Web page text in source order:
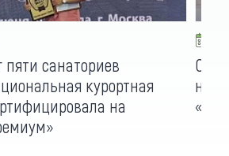
пяти санаториев
курортная
на